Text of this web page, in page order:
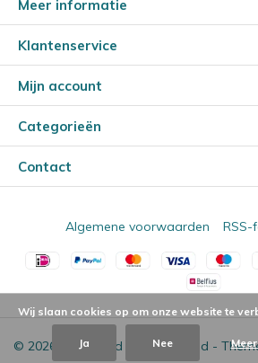
Meer informatie
Klantenservice
Mijn account
Categorieën
Contact
© 2026 - Powered by Lightspeed -
Algemene voorwaarden RSS-
Wij slaan cookies op om onze website te
Ja Nee